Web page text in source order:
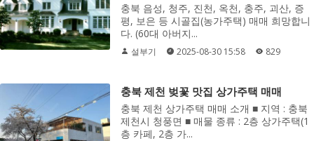
충북 음성, 청주, 진천, 옥천, 충주, 괴산, 증
평, 보은 등 시골집(농가주택) 매매 희망합니
다. (60대 아버지...
설부기 2025-08-30 15:58 829
충북 제천 벚꽃 맛집 상가주택 매매
충북 제천 상가주택 매매 소개 ■ 지역 : 충북
제천시 청풍면 ■ 매물 종류 : 2층 상가주택(1
층 카페, 2층 가...